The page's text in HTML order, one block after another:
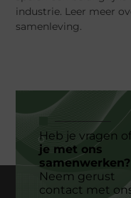
industrie. Leer meer
samenleving.
Heb je vragen of
je met ons
samenwerken?
Neem gerust
contact met